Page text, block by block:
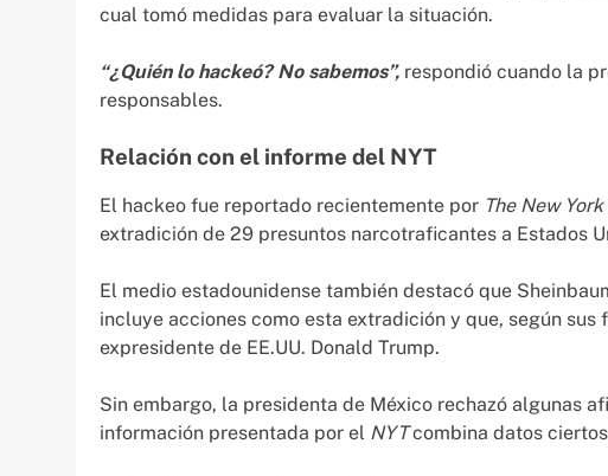
cual tomó medidas para evaluar la situación.
“¿Quién lo hackeó? No sabemos”, respondió cuando la
responsables.
Relación con el informe del NYT
El hackeo fue reportado recientemente por The New
extradición de 29 presuntos narcotraficantes a Estados
El medio estadounidense también destacó que
incluye acciones como esta extradición y que, según
expresidente de EE.UU. Donald Trump.
Sin embargo, la presidenta de México rechazó algunas
información presentada por el NYTcombina datos